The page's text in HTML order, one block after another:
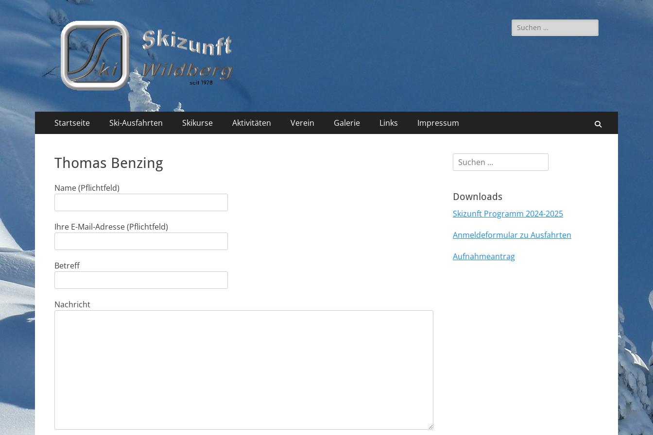
Skizunft Wildberg
Suchen
nach:
Primäres
Menü
Inhalt
Startseite Ski-Ausfahrten Skikurse Aktivitäten Verein Galerie Links Impressum
Thomas Benzing
Name (Pflichtfeld)
Ihre E-Mail-Adresse (Pflichtfeld)
Betreff
Nachricht
Suchen
nach:
Downloads
Skizunft Programm 2024-2025
Anmeldeformular zu Ausfahrten
Aufnahmeantrag